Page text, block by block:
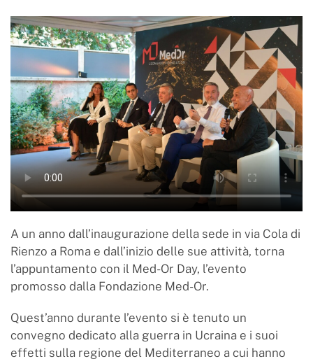
A un anno dall’inaugurazione della sede in via Cola di
Rienzo a Roma e dall’inizio delle sue attività, torna
l’appuntamento con il Med-Or Day, l’evento
promosso dalla Fondazione Med-Or.
Quest’anno durante l’evento si è tenuto un
convegno dedicato alla guerra in Ucraina e i suoi
effetti sulla regione del Mediterraneo a cui hanno